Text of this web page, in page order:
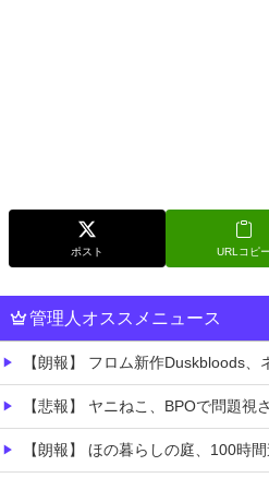
ポスト URLコピー
管理人オススメニュース
【朗報】 フロム新作Duskbloods、ネット
【悲報】 ヤニねこ、BPOで問題視さ
【朗報】 ほの暮らしの庭、100時間遊べてストーリ